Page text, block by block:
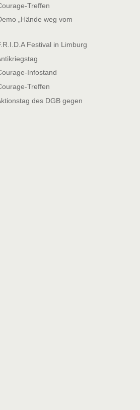
Treffen
„Hände weg vom
Festival in Limburg
Infostand
Treffen
des DGB gegen